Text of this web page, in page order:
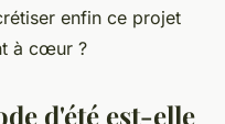
enfin ce projet
à cœur ?
d'été est-elle